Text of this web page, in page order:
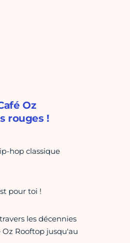
Oz
rouges !
hop classique
pour toi !
les décennies
Rooftop jusqu'au